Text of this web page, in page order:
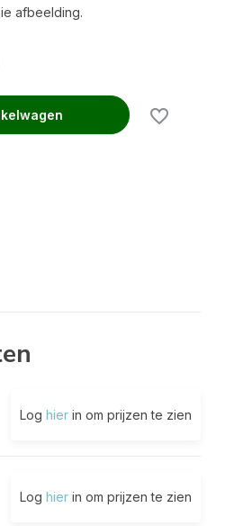
afbeelding.
Log hierin om prijzen te zien
Log hierin om prijzen te zien